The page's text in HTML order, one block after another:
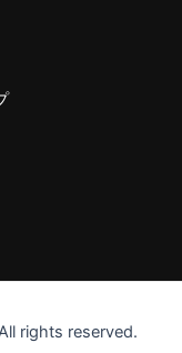
rights reserved.